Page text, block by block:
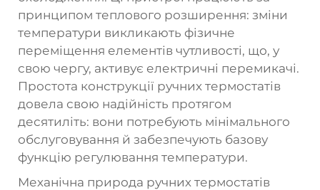
принципом теплового розширення: зміни
температури викликають фізичне
переміщення елементів чутливості, що, у
свою чергу, активує електричні перемикачі.
Простота конструкції ручних термостатів
довела свою надійність протягом
десятиліть: вони потребують мінімального
обслуговування й забезпечують базову
функцію регулювання температури.
Механічна природа ручних термостатів